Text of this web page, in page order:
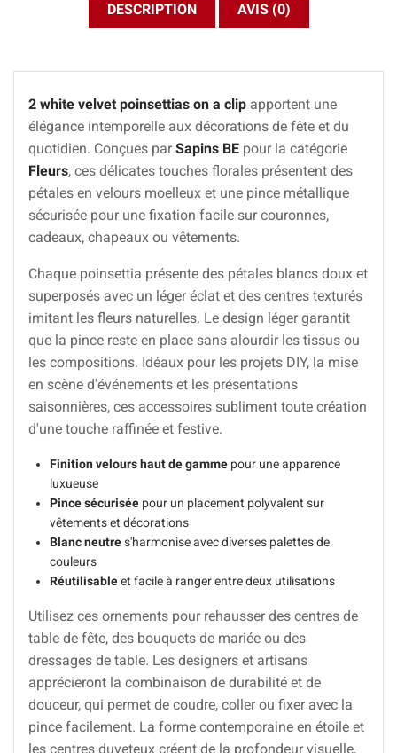
DESCRIPTION AVIS (0)
2 white velvet poinsettias on a clip apportent une
élégance intemporelle aux décorations de fête et du
quotidien. Conçues parSapins BE pour la catégorie
Fleurs, ces délicates touches florales présentent des
pétales en velours moelleux et une pince métallique
sécurisée pour une fixation facile sur couronnes,
cadeaux, chapeaux ou vêtements.
Chaque poinsettia présente des pétales blancs doux et
superposés avec un léger éclat et des centres texturés
imitant les fleurs naturelles. Le design léger garantit
que la pince reste en place sans alourdir les tissus ou
les compositions. Idéaux pour les projets DIY, la mise
en scène d'événements et les présentations
saisonnières, ces accessoires subliment toute création
d'une touche raffinée et festive.
Finition velours haut de gamme pour une apparence
luxueuse
Pince sécurisée pour un placement polyvalent sur
vêtements et décorations
Blanc neutres'harmonise avec diverses palettes de
couleurs
Réutilisableet facile à ranger entre deux utilisations
Utilisez ces ornements pour rehausser des centres de
table de fête, des bouquets de mariée ou des
dressages de table. Les designers et artisans
apprécieront la combinaison de durabilité et de
douceur, qui permet de coudre, coller ou fixer avec la
pince facilement. La forme contemporaine en étoile et
les centres duveteux créent de la profondeur visuelle,